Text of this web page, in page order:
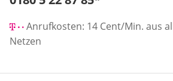
Anrufkosten: 14 Cent/Min. aus
Netzen